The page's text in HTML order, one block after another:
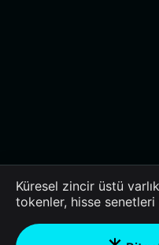
Küresel zincir üstü
tokenler, hisse senetleri